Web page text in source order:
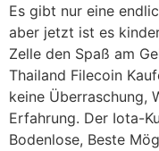
Es gibt nur eine
aber jetzt ist es
Zelle den Spaß am
Thailand Filecoin
keine Überraschung,
Erfahrung. Der Iota-
Bodenlose, Beste